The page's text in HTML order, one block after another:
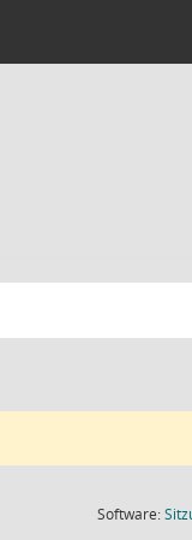
Software: